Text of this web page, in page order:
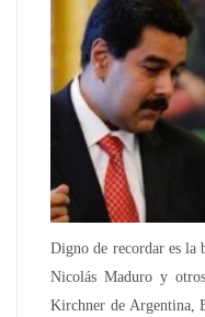
Digno de recordar es la
Nicolás Maduro y
Kirchner de Argentina,